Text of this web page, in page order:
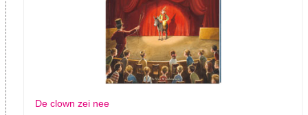
De clown zei nee